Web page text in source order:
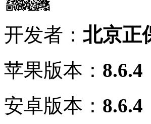
开发者： 北京正
苹果版本： 8.6.4
安卓版本： 8.6.4